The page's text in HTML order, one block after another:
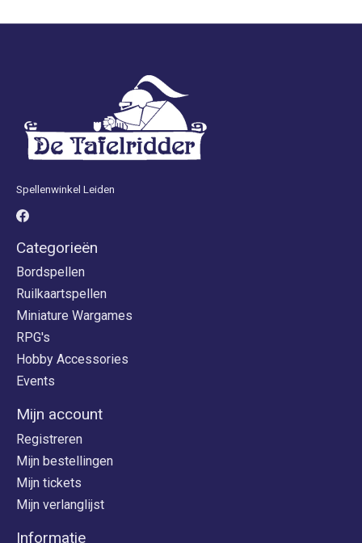
Spellenwinkel Leiden
Categorieën
Bordspellen
Ruilkaartspellen
Miniature Wargames
RPG's
Hobby Accessories
Events
Mijn account
Registreren
Mijn bestellingen
Mijn tickets
Mijn verlanglijst
Informatie